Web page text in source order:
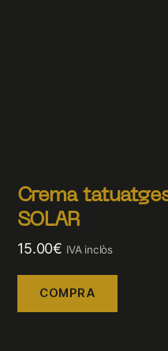
Crema
SOLAR
15.00€ IVA inclòs
COMPRA